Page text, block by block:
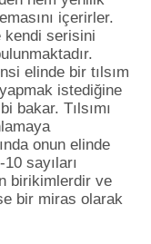
içerirler.
kendi serisini
elinde bir tılsım
istediğine
bakar. Tılsımı
onun elinde
sayıları
birikimlerdir ve
bir miras olarak